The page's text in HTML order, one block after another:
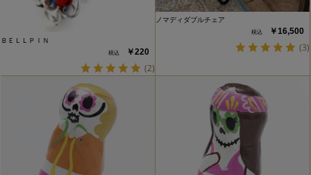
ＢＥＬＬＰＩＮ
￥220
(2)
ノマディダブルチェア
￥16,500
(3)